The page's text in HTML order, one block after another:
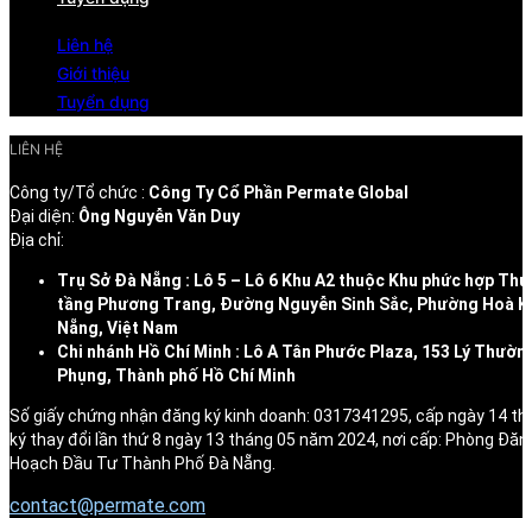
Liên hệ
Giới thiệu
Tuyển dụng
LIÊN HỆ
Công ty/Tổ chức : Công Ty Cổ Phần Permate Global
Đại diện: Ông Nguyễn Văn Duy
Địa chỉ:
Trụ Sở Đà Nẵng : Lô 5 – Lô 6 Khu A2 thuộc Khu phức hợp
tầng Phương Trang, Đường Nguyễn Sinh Sắc, Phường Hoà
Nẵng, Việt Nam
Chi nhánh Hồ Chí Minh : Lô A Tân Phước Plaza, 153 Lý
Phụng, Thành phố Hồ Chí Minh
Số giấy chứng nhận đăng ký kinh doanh: 0317341295, cấp ngày 14
ký thay đổi lần thứ 8 ngày 13 tháng 05 năm 2024, nơi cấp: Phòng
Hoạch Đầu Tư Thành Phố Đà Nẵng.
contact@permate.com